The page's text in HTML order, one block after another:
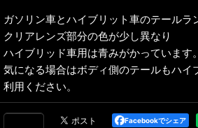
ガソリン車とハイブリット車のテールラ
クリアレンズ部分の色が少し異なり
ハイブリッド車用は青みがかっています。
気になる場合はボディ側のテールもハイ
利用ください。
Facebookでシェア